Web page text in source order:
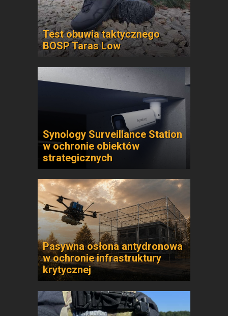
Test obuwia taktycznego
BOSP Taras Low
Synology Surveillance Station
w ochronie obiektów
strategicznych
Pasywna osłona antydronowa
w ochronie infrastruktury
krytycznej